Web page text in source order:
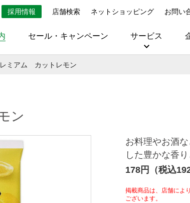
採用情報 店舗検索 ネットショッピング お問い
セール・キャンペーン サービス
レミアム カットレモン
ン
お料理やお酒
した豊かな香
178円（税込
掲載商品は、店舗によ
ございます。